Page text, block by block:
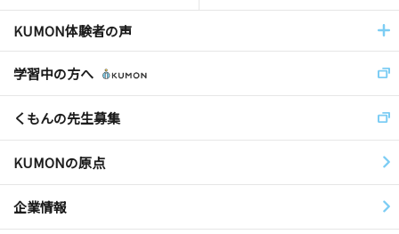
KUMON体験者の声
学習中の方へ
くもんの先生募集
KUMONの原点
企業情報